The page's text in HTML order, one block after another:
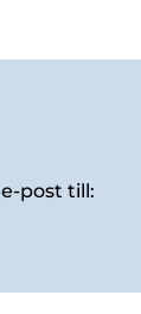
post till: